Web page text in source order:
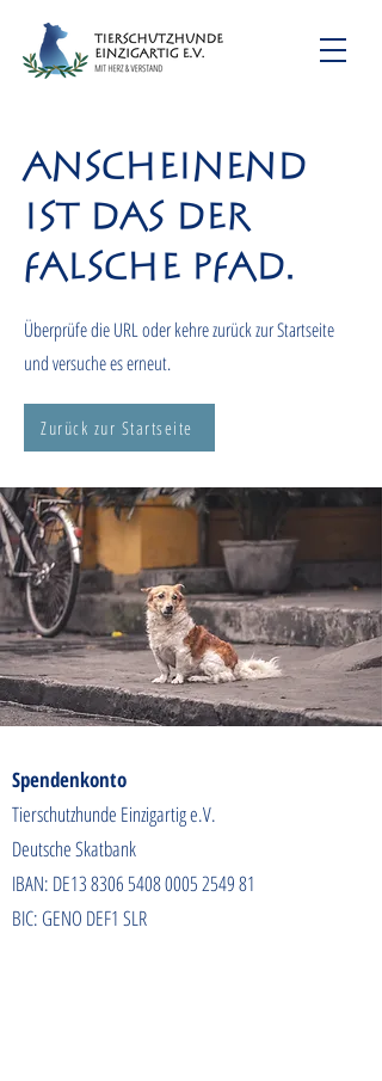
Anscheinend
ist das der
falsche Pfad.
Überprüfe die URL oder kehre zurück zur Startseite
und versuche es erneut.
Zurück zur Startseite
Spendenkonto
Tierschutzhunde Einzigartig e.V.
Deutsche Skatbank
IBAN: DE138306 5408 0005 254981
BIC: GENO DEF1 SLR